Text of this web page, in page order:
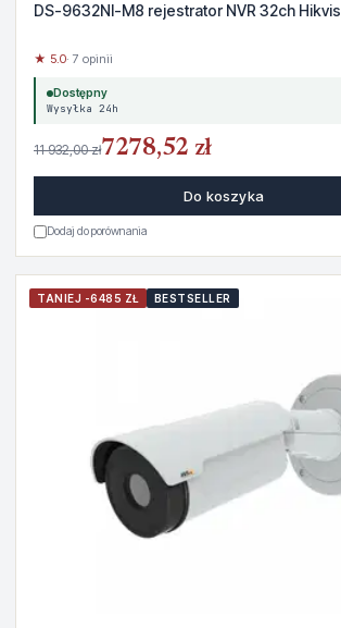
DS-9632NI-M8 rejestrator NVR 32ch
★ 5.0· 7 opinii
Dostępny
Wysyłka 24h
11 932,00 zł7278,52 zł
Do koszyka
Dodaj do porównania
TANIEJ -6485 ZŁ BESTSELLER